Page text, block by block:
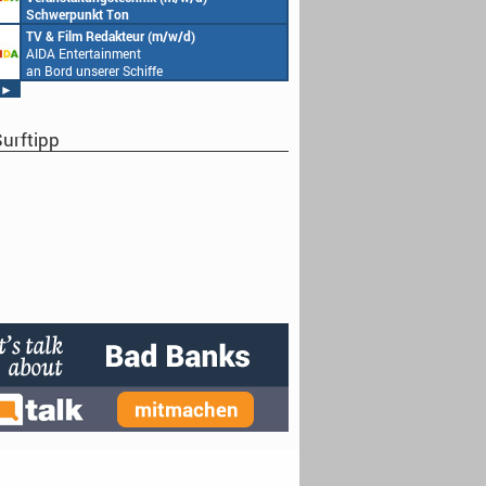
Schwerpunkt Ton
AIDA Entertainment
an Bord unserer Schiffe
TV & Film Redakteur (m/w/d)
AIDA Entertainment
an Bord unserer Schiffe
►